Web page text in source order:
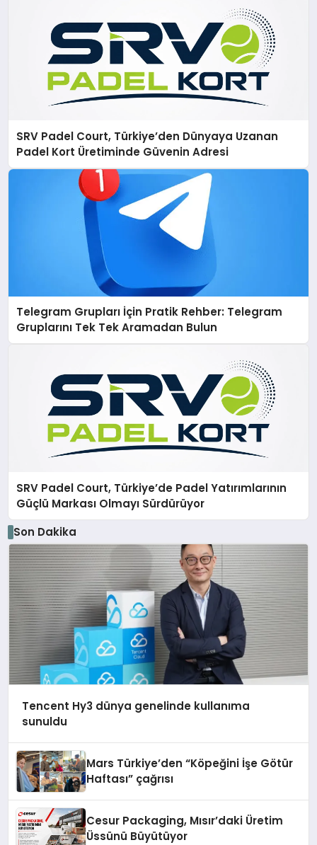
SRV Padel Court, Türkiye’den Dünyaya Uzanan
Padel Kort Üretiminde Güvenin Adresi
Telegram Grupları İçin Pratik Rehber: Telegram
Gruplarını Tek Tek Aramadan Bulun
SRV Padel Court, Türkiye’de Padel Yatırımlarının
Güçlü Markası Olmayı Sürdürüyor
Son Dakika
Tencent Hy3 dünya genelinde kullanıma
sunuldu
Mars Türkiye’den “Köpeğini İşe Götür
Haftası” çağrısı
Cesur Packaging, Mısır’daki Üretim
Üssünü Büyütüyor